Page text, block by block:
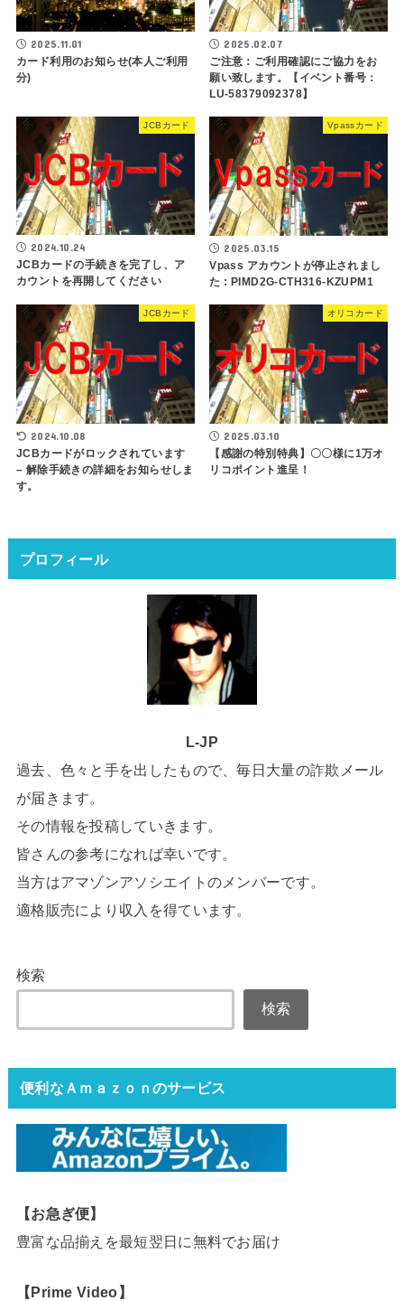
2025.11.01
カード利用のお知らせ(本人ご利用
分)
2025.02.07
ご注意：ご利用確認にご協力をお
願い致します。【イベント番号：
LU-58379092378】
JCBカード
2024.10.24
JCBカードの⼿続きを完了し、ア
カウントを再開してください
Vpassカード
2025.03.15
Vpass アカウントが停止されまし
た : PIMD2G-CTH316-KZUPM1
JCBカード
2024.10.08
JCBカードがロックされています
– 解除⼿続きの詳細をお知らせしま
す。
オリコカード
2025.03.10
【感謝の特別特典】〇〇様に1万オ
リコポイント進呈！
プロフィール
L-JP
過去、色々と手を出したもので、毎日大量の詐欺メール
が届きます。
その情報を投稿していきます。
皆さんの参考になれば幸いです。
当方はアマゾンアソシエイトのメンバーです。
適格販売により収入を得ています。
検索
検索
便利なＡｍａｚｏｎのサービス
【お急ぎ便】
豊富な品揃えを最短翌日に無料でお届け
【Prime Video】